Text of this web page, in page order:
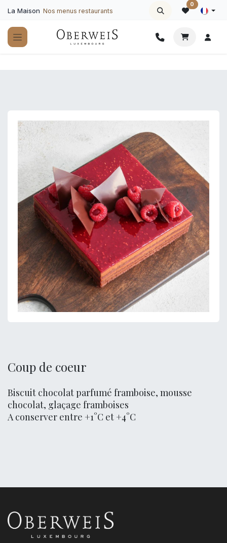
La Maison Nos menus restaurants
0
Coup de coeur
Biscuit chocolat parfumé framboise, mousse
chocolat, glaçage framboises
A conserver entre +1°C et +4°C